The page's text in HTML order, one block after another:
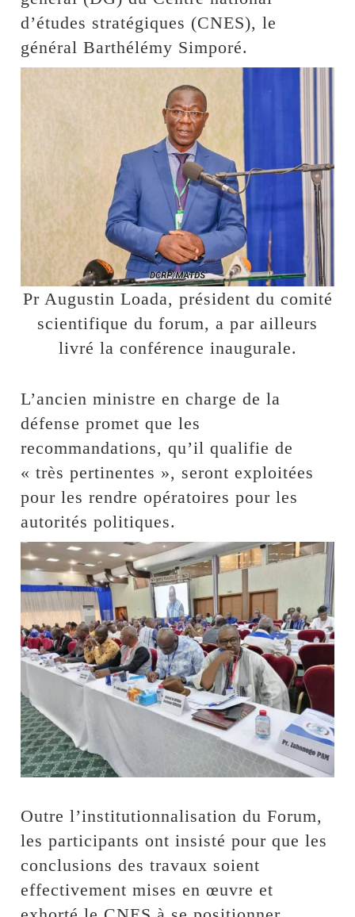
d’études stratégiques (CNES), le
général Barthélémy Simporé.
Pr Augustin Loada, président du comité
scientifique du forum, a par ailleurs
livré la conférence inaugurale.
L’ancien ministre en charge de la
défense promet que les
recommandations, qu’il qualifie de
« très pertinentes », seront exploitées
pour les rendre opératoires pour les
autorités politiques.
Outre l’institutionnalisation du Forum,
les participants ont insisté pour que les
conclusions des travaux soient
effectivement mises en œuvre et